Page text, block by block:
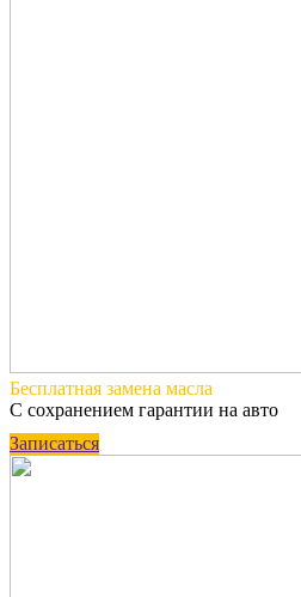
Бесплатная замена масла
С сохранением гарантии на авто
Записаться